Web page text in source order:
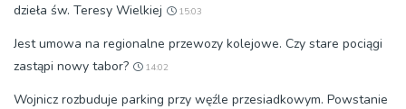
dzieła św. Teresy Wielkiej
15:03
Jest umowa na regionalne przewozy kolejowe. Czy stare pociągi
zastąpi nowy tabor?
14:02
Wojnicz rozbuduje parking przy węźle przesiadkowym. Powstanie